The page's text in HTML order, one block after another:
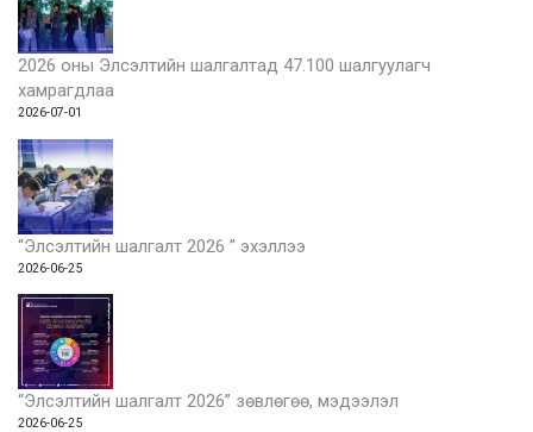
2026 оны Элсэлтийн шалгалтад 47.100 шалгуулагч
хамрагдлаа
2026-07-01
“Элсэлтийн шалгалт 2026 ” эхэллээ
2026-06-25
“Элсэлтийн шалгалт 2026” зөвлөгөө, мэдээлэл
2026-06-25